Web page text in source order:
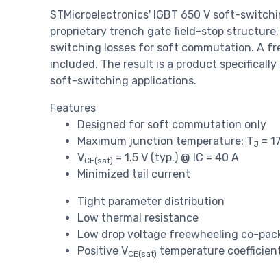
STMicroelectronics' IGBT 650 V soft-
proprietary trench gate field-stop
switching losses for soft commutation. A
included. The result is a product
soft-switching applications.
Features
Designed for soft commutation only
Maximum junction temperature: TJ =
VCE(sat) = 1.5 V (typ.) @ IC = 40 A
Minimized tail current
Tight parameter distribution
Low thermal resistance
Low drop voltage freewheeling co-
Positive VCE(sat) temperature